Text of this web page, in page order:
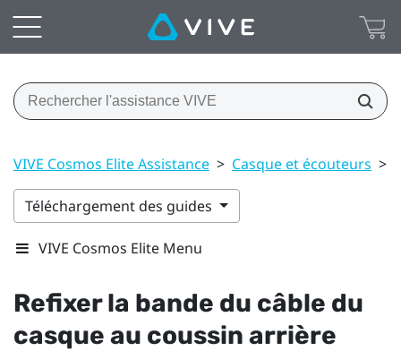
VIVE Cosmos Elite Assistance > Casque et écouteurs >
Téléchargement des guides
VIVE Cosmos Elite Menu
Refixer la bande du câble du
casque au coussin arrière